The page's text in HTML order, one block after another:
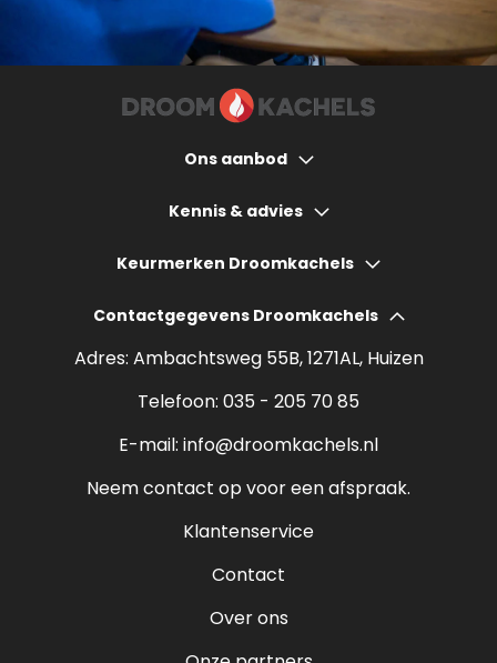
Ons aanbod
Houtkachels
Bio ethanol haarden
Sfeerhaarden
Open haard
Kennis & advies
Hoeveel bespaart een houtkachel?
Keurmerken Droomkachels
Contactgegevens Droomkachels
Adres: Ambachtsweg 55B, 1271AL, Huizen
Telefoon: 035 - 205 70 85
E-mail: info@droomkachels.nl
Neem contact op voor een afspraak.
Klantenservice
Contact
Over ons